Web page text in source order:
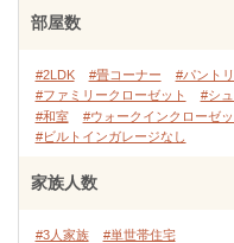
部屋数
#2LDK #畳コーナー #パント
#ファミリークローゼット
#シ
#和室
#ウォークインクローゼッ
#ビルトインガレージなし
家族人数
#3人家族 #単世帯住宅